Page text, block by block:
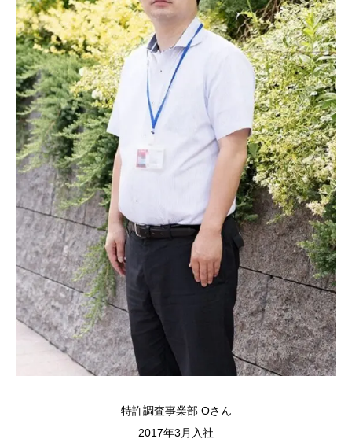
特許調査事業部 Oさん
2017年3月入社